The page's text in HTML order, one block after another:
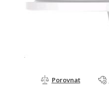
Porovnat